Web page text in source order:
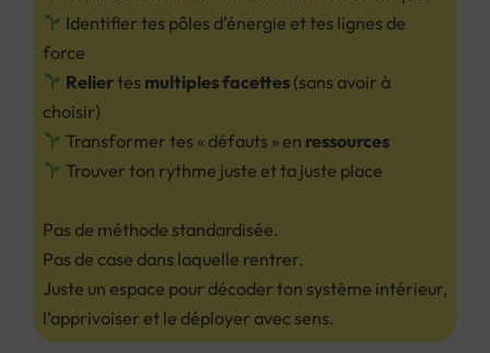
Identifier tes pôles d’énergie et tes lignes de
force
Reliertes multiples facettes (sans avoir à
choisir)
Transformer tes « défauts » en ressources
Trouver ton rythme juste et ta juste place
Pas de méthode standardisée.
Pas de case dans laquelle rentrer.
Juste un espace pour décoder ton système intérieur,
l’apprivoiser et le déployer avec sens.